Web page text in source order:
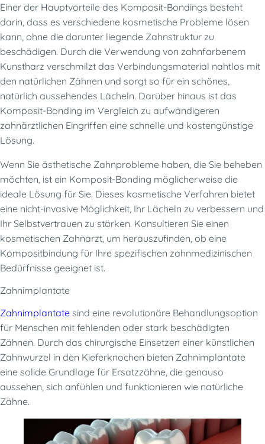
Einer der Hauptvorteile des Komposit-Bondings besteht
darin, dass es verschiedene kosmetische Probleme lösen
kann, ohne die darunter liegende Zahnstruktur zu
beschädigen. Durch die Verwendung von zahnfarbenem
Kunstharz verschmilzt das Verbindungsmaterial nahtlos mit
den natürlichen Zähnen und sorgt so für ein schönes,
natürlich aussehendes Lächeln. Darüber hinaus ist das
Komposit-Bonding im Vergleich zu aufwändigeren
zahnärztlichen Eingriffen eine schnelle und kostengünstige
Lösung.
Wenn Sie ästhetische Zahnprobleme haben, die Sie beheben
möchten, ist ein Komposit-Bonding möglicherweise die
ideale Lösung für Sie. Dieses kosmetische Verfahren bietet
eine nicht-invasive Möglichkeit, Ihr Lächeln zu verbessern und
Ihr Selbstvertrauen zu stärken. Konsultieren Sie einen
kosmetischen Zahnarzt, um herauszufinden, ob eine
Kompositbindung für Ihre spezifischen zahnmedizinischen
Bedürfnisse geeignet ist.
Zahnimplantate
Zahnimplantate sind eine revolutionäre Behandlungsoption
für Menschen mit fehlenden oder stark beschädigten
Zähnen. Durch das chirurgische Einsetzen einer künstlichen
Zahnwurzel in den Kieferknochen bieten Zahnimplantate
eine solide Grundlage für Ersatzzähne, die genauso
aussehen, sich anfühlen und funktionieren wie natürliche
Zähne.